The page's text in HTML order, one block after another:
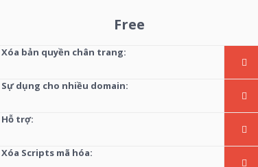
Free
Xóa bản quyền chân trang:
Sự dụng cho nhiều domain:
Hỗ trợ:
Xóa Scripts mã hóa: